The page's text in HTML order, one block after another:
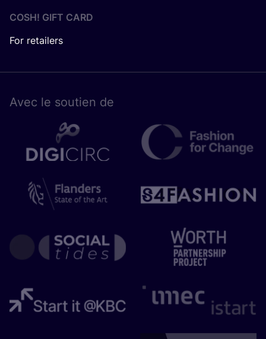
COSH! GIFT CARD
For retailers
Avec le sou­tien de